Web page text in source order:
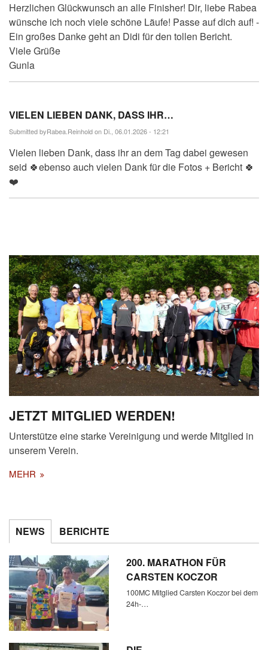
Herzlichen Glückwunsch an alle Finisher! Dir, liebe Rabea
wünsche ich noch viele schöne Läufe! Passe auf dich auf! -
Ein großes Danke geht an Didi für den tollen Bericht.
Viele Grüße
Gunla
VIELEN LIEBEN DANK, DASS IHR…
Submitted byRabea.Reinholdon Di., 06.01.2026 - 12:21
Vielen lieben Dank, dass ihr an dem Tag dabei gewesen
seid 🍀ebenso auch vielen Dank für die Fotos + Bericht 🍀
❤️
JETZT MITGLIED WERDEN!
Unterstütze eine starke Vereinigung und werde Mitglied in
unserem Verein.
MEHR
NEWS BERICHTE
200. MARATHON FÜR
CARSTEN KOCZOR
100MC Mitglied Carsten Koczor bei dem
24h-…